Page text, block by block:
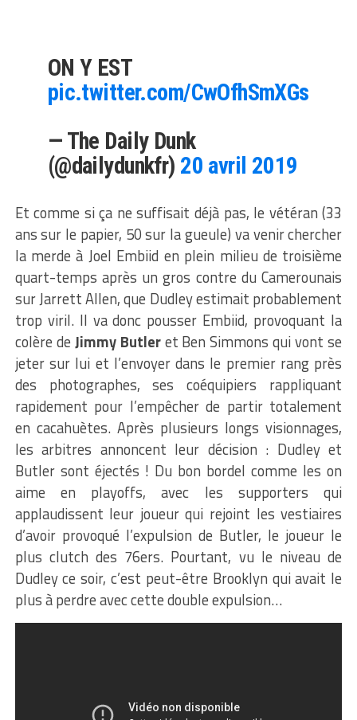
ON Y EST
pic.twitter.com/CwOfhSmXGs
— The Daily Dunk
(@dailydunkfr) 20 avril 2019
Et comme si ça ne suffisait déjà pas, le vétéran (33
ans sur le papier, 50 sur la gueule) va venir chercher
la merde à Joel Embiid en plein milieu de troisième
quart-temps après un gros contre du Camerounais
sur Jarrett Allen, que Dudley estimait probablement
trop viril. Il va donc pousser Embiid, provoquant la
colère de Jimmy Butleret Ben Simmons qui vont se
jeter sur lui et l’envoyer dans le premier rang près
des photographes, ses coéquipiers rappliquant
rapidement pour l’empêcher de partir totalement
en cacahuètes. Après plusieurs longs visionnages,
les arbitres annoncent leur décision : Dudley et
Butler sont éjectés ! Du bon bordel comme les on
aime en playoffs, avec les supporters qui
applaudissent leur joueur qui rejoint les vestiaires
d’avoir provoqué l’expulsion de Butler, le joueur le
plus clutch des 76ers. Pourtant, vu le niveau de
Dudley ce soir, c’est peut-être Brooklyn qui avait le
plus à perdre avec cette double expulsion…